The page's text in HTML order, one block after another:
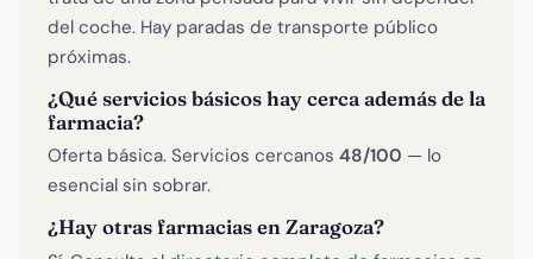
del coche. Hay paradas de transporte público
próximas.
¿Qué servicios básicos hay cerca además de la
farmacia?
Oferta básica. Servicios cercanos 48/100 — lo
esencial sin sobrar.
¿Hay otras farmacias en Zaragoza?